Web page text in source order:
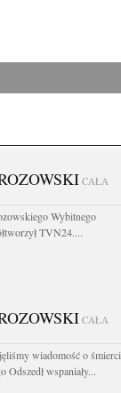
CAŁA
Wybitnego
TVN24....
CAŁA
wiadomość o śmierci
wspaniały...